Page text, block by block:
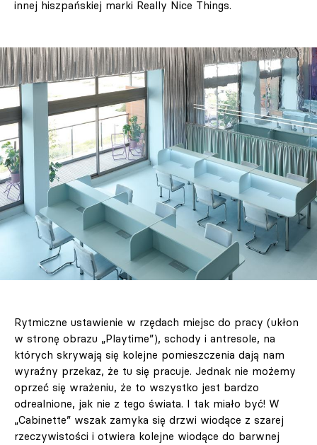
innej hiszpańskiej marki Really Nice Things.
Rytmiczne ustawienie w rzędach miejsc do pracy (ukłon
w stronę obrazu „Playtime”), schody i antresole, na
których skrywają się kolejne pomieszczenia dają nam
wyraźny przekaz, że tu się pracuje. Jednak nie możemy
oprzeć się wrażeniu, że to wszystko jest bardzo
odrealnione, jak nie z tego świata. I tak miało być! W
„Cabinette” wszak zamyka się drzwi wiodące z szarej
rzeczywistości i otwiera kolejne wiodące do barwnej